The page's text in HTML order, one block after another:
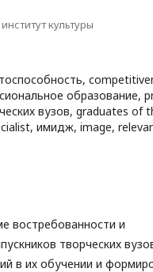
культуры
образование,
вузов, graduates of
имидж, image,
востребованности и
творческих
в их обучении и